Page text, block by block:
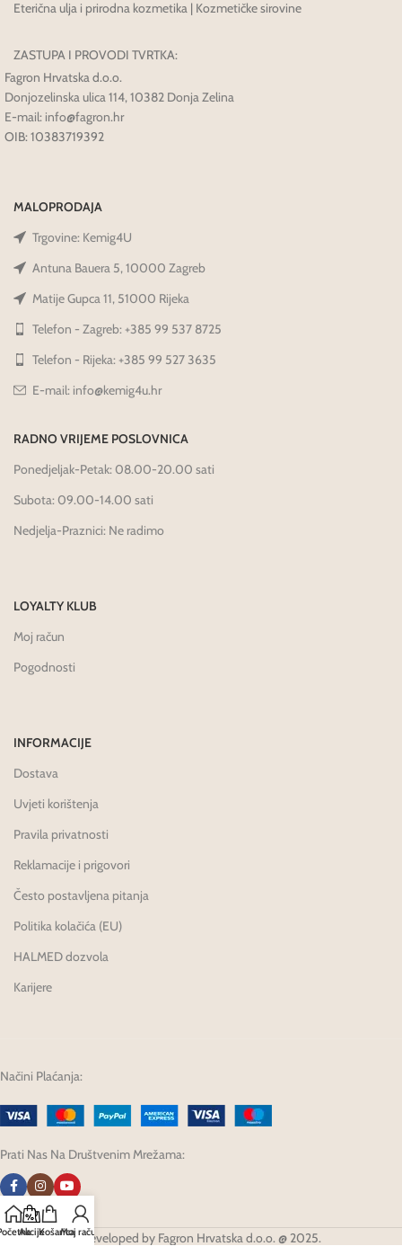
Eterična ulja i prirodna kozmetika | Kozmetičke sirovine
ZASTUPA I PROVODI TVRTKA:
Fagron Hrvatska d.o.o.
Donjozelinska ulica 114, 10382 Donja Zelina
E-mail: info@fagron.hr
OIB: 10383719392
MALOPRODAJA
Trgovine: Kemig4U
Antuna Bauera 5, 10000 Zagreb
Matije Gupca 11, 51000 Rijeka
Telefon - Zagreb: +385 99 537 8725
Telefon - Rijeka: +385 99 527 3635
E-mail: info@kemig4u.hr
RADNO VRIJEME POSLOVNICA
Ponedjeljak-Petak: 08.00-20.00 sati
Subota: 09.00-14.00 sati
Nedjelja-Praznici: Ne radimo
LOYALTY KLUB
Moj račun
Pogodnosti
INFORMACIJE
Dostava
Uvjeti korištenja
Pravila privatnosti
Reklamacije i prigovori
Često postavljena pitanja
Politika kolačića (EU)
HALMED dozvola
Karijere
Načini Plaćanja:
Prati Nas Na Društvenim Mrežama:
Developed by Fagron Hrvatska d.o.o. @ 2025.
AkcijeKošaricaMoj račun